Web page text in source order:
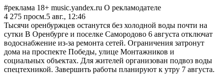
#реклама 18+ music.yandex.ru О рекламодателе
4 275 просм.5 авг., 12:46
Тысячи оренбуржцев останутся без холодной воды почти на
сутки В Оренбурге и поселке Самородово 6 августа отключат
водоснабжение из-за ремонта сетей. Ограничения затронут
дома на проспекте Победы, улице Монтажников и
социальных объектах. Для жителей организован подвоз воды
спецтехникой. Завершить работы планируют к утру 7 августа.